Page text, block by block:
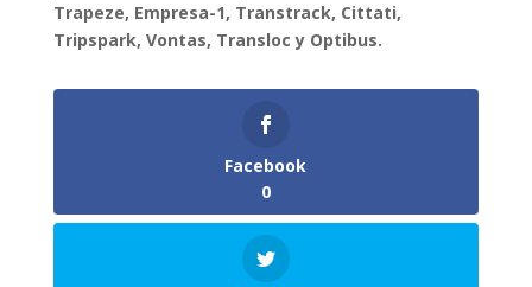
Trapeze, Empresa-1, Transtrack, Cittati,
Tripspark, Vontas, Transloc y Optibus.
Facebook
0